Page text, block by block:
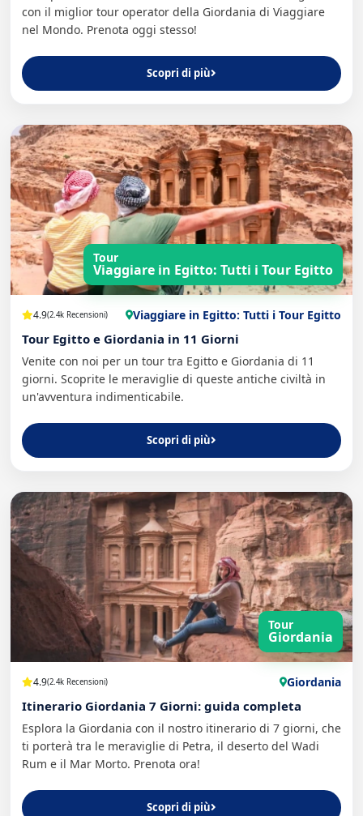
con il miglior tour operator della Giordania di Viaggiare
nel Mondo. Prenota oggi stesso!
Scopri di più
Tour
Viaggiare in Egitto: Tutti i Tour Egitto
4.9(2.4k Recensioni) Viaggiare in Egitto: Tutti i Tour Egitto
Tour Egitto e Giordania in 11 Giorni
Venite con noi per un tour tra Egitto e Giordania di 11
giorni. Scoprite le meraviglie di queste antiche civiltà in
un'avventura indimenticabile.
Scopri di più
Tour
Giordania
4.9(2.4k Recensioni) Giordania
Itinerario Giordania 7 Giorni: guida completa
Esplora la Giordania con il nostro itinerario di 7 giorni, che
ti porterà tra le meraviglie di Petra, il deserto del Wadi
Rum e il Mar Morto. Prenota ora!
Scopri di più